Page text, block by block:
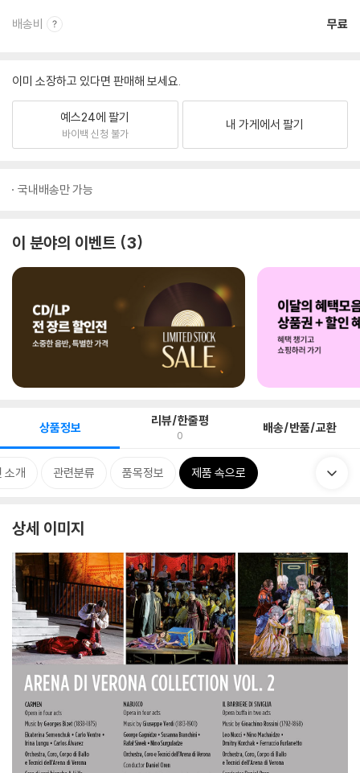
배송비 무료
이미 소장하고 있다면 판매해 보세요.
예스24에 팔기
바이백 신청 불가
내 가게에서 팔기
국내배송만 가능
이 분야의 이벤트 3
상품정보 리뷰/한줄평
0 배송/반품/교환
소개 관련분류 품목정보 제품 속으로
상세 이미지